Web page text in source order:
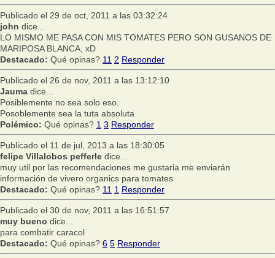
Publicado el 29 de oct, 2011 a las 03:32:24
john dice...
LO MISMO ME PASA CON MIS TOMATES PERO SON GUSANOS DE
MARIPOSA BLANCA, xD
Destacado: Qué opinas? 11 2 Responder
Publicado el 26 de nov, 2011 a las 13:12:10
Jauma dice...
Posiblemente no sea solo eso.
Posoblemente sea la tuta absoluta
Polémico: Qué opinas? 1 3 Responder
Publicado el 11 de jul, 2013 a las 18:30:05
felipe Villalobos pefferle dice...
muy util por las recomendaciones me gustaria me enviarán
información de vivero organics para tomates
Destacado: Qué opinas? 11 1 Responder
Publicado el 30 de nov, 2011 a las 16:51:57
muy bueno dice...
para combatir caracol
Destacado: Qué opinas? 6 5 Responder